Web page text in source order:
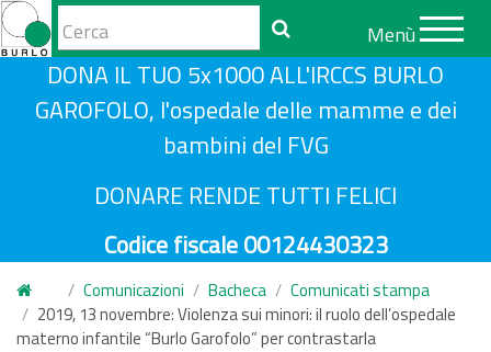
Form
di
ricerca
Cerca
DONA IL TUO 5x1000 ALL'IRCCS BURLO
GAROFOLO, l'ospedale delle mamme e dei
bambini del FVG
DONARE RENDE TUTTI FELICI
Codice fiscale 00124430323
Menù
Comunicazioni Bacheca
Comunicati stampa
2019, 13 novembre: Violenza sui minori: il ruolo dell’ospedale
materno infantile “Burlo Garofolo” per contrastarla